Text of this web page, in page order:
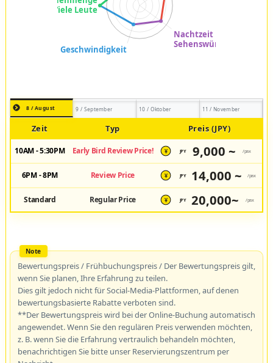
8 / August 9 / September 10 / Oktober 11 / November
Zeit Typ Preis (JPY)
10AM - 5:30PM Early Bird Review Price! ¥ JPY 9,000 ~ /pax
6PM - 8PM Review Price ¥ JPY 14,000 ~ /pax
Standard Regular Price ¥ JPY 20,000~ /pax
Bewertungspreis / Frühbuchungspreis / Der Bewertungspreis gilt,
wenn Sie planen, Ihre Erfahrung zu teilen.
Dies gilt jedoch nicht für Social-Media-Plattformen, auf denen
bewertungsbasierte Rabatte verboten sind.
**Der Bewertungspreis wird bei der Online-Buchung automatisch
angewendet. Wenn Sie den regulären Preis verwenden möchten,
z. B. wenn Sie die Erfahrung vertraulich behandeln möchten,
benachrichtigen Sie bitte unser Reservierungszentrum per